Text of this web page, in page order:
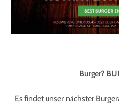
Burger?
Es findet unser nächster